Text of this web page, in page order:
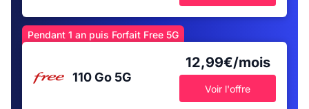
Pendant 1 an puis Forfait Free 5G
110 Go 5G
12,99€/mois
Voir l'offre